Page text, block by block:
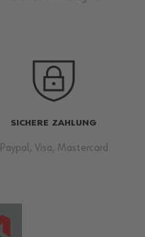
SICHERE ZAHLUNG
Paypal, Visa, Mastercard